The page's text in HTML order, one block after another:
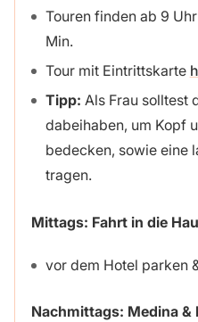
Touren finden ab 9
Min.
Tour mit Eintrittskarte
Tipp: Als Frau solltest
dabeihaben, um Kopf
bedecken, sowie eine
tragen.
Mittags: Fahrt in die
vor dem Hotel parken
Nachmittags: Medina &